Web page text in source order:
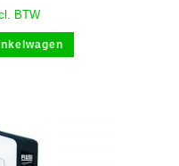
BTW